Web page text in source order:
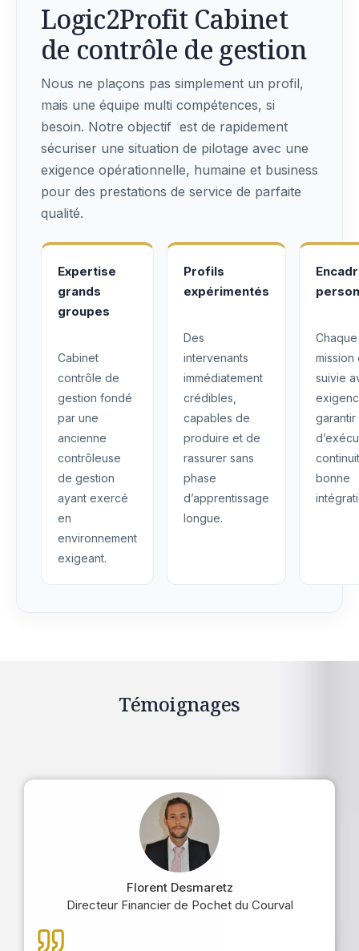
Logic2Profit Cabinet
de contrôle de gestion
Nous ne plaçons pas simplement un profil,
mais une équipe multi compétences, si
besoin. Notre objectif est de rapidement
sécuriser une situation de pilotage avec une
exigence opérationnelle, humaine et business
pour des prestations de service de parfaite
qualité.
Expertise
grands
groupes
Cabinet
contrôle de
gestion fondé
par une
ancienne
contrôleuse
de gestion
ayant exercé
en
environnement
exigeant.
Profils
expérimentés
Des
intervenants
immédiatement
crédibles,
capables de
produire et de
rassurer sans
phase
d’apprentissage
longue.
Chaque
mission
suivie
garantir
bonne
Témoignages
Florent Desmaretz
Directeur Financier de Pochet du Courval